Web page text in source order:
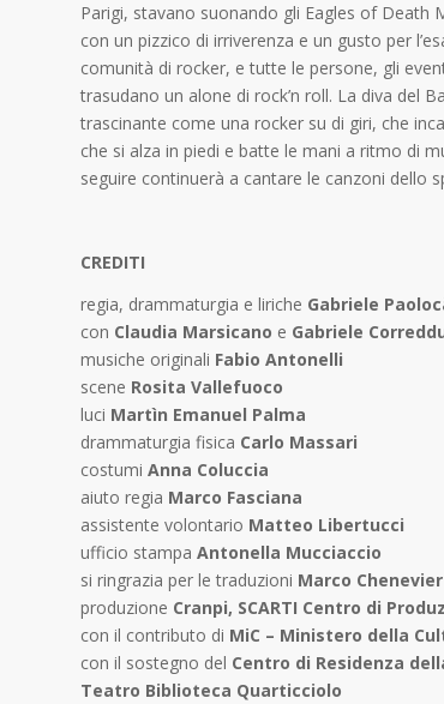
Parigi, stavano suonando gli Eagles of Death
con un pizzico di irriverenza e un gusto per
comunità di rocker, e tutte le persone, gli
trasudano un alone di rock’n roll. La diva del
trascinante come una rocker su di giri, che
che si alza in piedi e batte le mani a ritmo di
seguire continuerà a cantare le canzoni dello
CREDITI
regia, drammaturgia e liriche Gabriele
con Claudia Marsicano e Gabriele
musiche originali Fabio Antonelli
scene Rosita Vallefuoco
luci Martìn Emanuel Palma
drammaturgia fisica Carlo Massari
costumi Anna Coluccia
aiuto regia Marco Fasciana
assistente volontario Matteo Libertucci
ufficio stampa Antonella Mucciaccio
si ringrazia per le traduzioni Marco Chenevier
produzione Cranpi, SCARTI Centro di
con il contributo di MiC – Ministero della
con il sostegno del Centro di Residenza
Teatro Biblioteca Quarticciolo